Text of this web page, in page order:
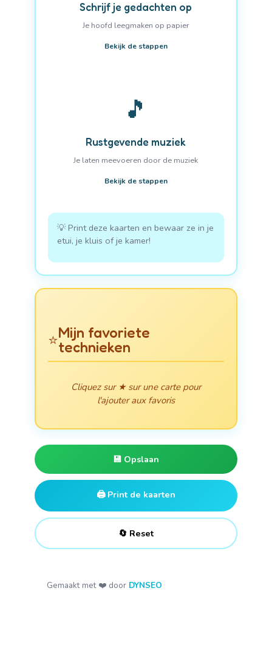
Schrijf je gedachten op
Je hoofd leegmaken op papier
Bekijk de stappen
🎵
Rustgevende muziek
Je laten meevoeren door de muziek
Bekijk de stappen
💡 Print deze kaarten en bewaar ze in je
etui, je kluis of je kamer!
⭐Mijn favoriete
technieken
💾 Opslaan
🖨️ Print de kaarten
🔄 Reset
Gemaakt met ❤️ door DYNSEO